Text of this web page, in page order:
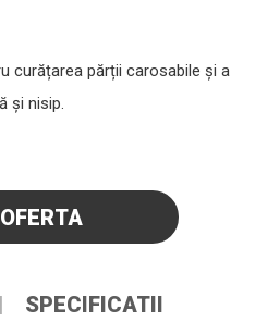
curățarea părții carosabile și a
și nisip.
SPECIFICATII